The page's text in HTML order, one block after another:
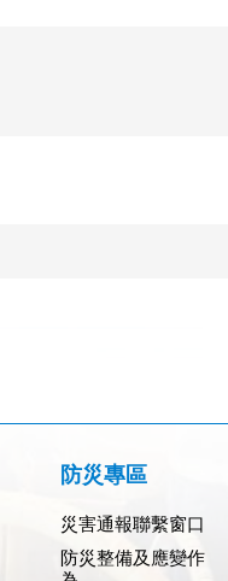
防災專區
災害通報聯繫窗口
防災整備及應變作